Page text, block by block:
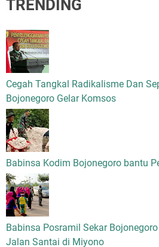
TRENDING
Cegah Tangkal Radikalisme Dan
Bojonegoro Gelar Komsos
Babinsa Kodim Bojonegoro bantu
Babinsa Posramil Sekar
Jalan Santai di Miyono